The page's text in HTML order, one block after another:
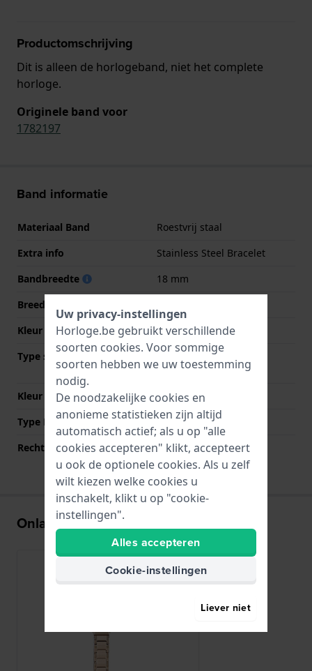
Productomschrijving
Dit is alleen de horlogeband, niet het complete
horloge.
Originele band voor
1782197
Band informatie
Materiaal Band
Roestvrij staal
Extra info
Stainless Steel Bracelet
Bandbreedte
18 mm
Breedte bandaanzet
Kleur Band
Roségoud
Type sluiting
Vouwsluiting met
drukknoppen
Kleur sluiting
Roségoud
Type Bevestiging
Bandpennen
Rechte aanzet
Nee
Onlangs bekeken
Uw privacy-instellingen
Horloge.be gebruikt verschillende
soorten cookies. Voor sommige
soorten hebben we uw toestemming
nodig.
De noodzakelijke cookies en
anonieme statistieken zijn altijd
automatisch actief; als u op "alle
cookies accepteren" klikt, accepteert
u ook de optionele cookies. Als u zelf
wilt kiezen welke cookies u
inschakelt, klikt u op "cookie-
instellingen".
Alles accepteren
Cookie-instellingen
Liever niet